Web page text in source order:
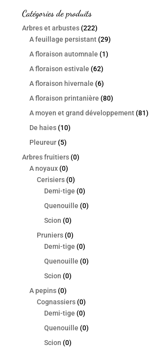
Catégories de produits
Arbres et arbustes (222)
A feuillage persistant (29)
A floraison automnale (1)
A floraison estivale (62)
A floraison hivernale (6)
A floraison printanière (80)
A moyen et grand développement (81)
De haies (10)
Pleureur (5)
Arbres fruitiers (0)
A noyaux (0)
Cerisiers (0)
Demi-tige (0)
Quenouille (0)
Scion (0)
Pruniers (0)
Demi-tige (0)
Quenouille (0)
Scion (0)
A pepins (0)
Cognassiers (0)
Demi-tige (0)
Quenouille (0)
Scion (0)